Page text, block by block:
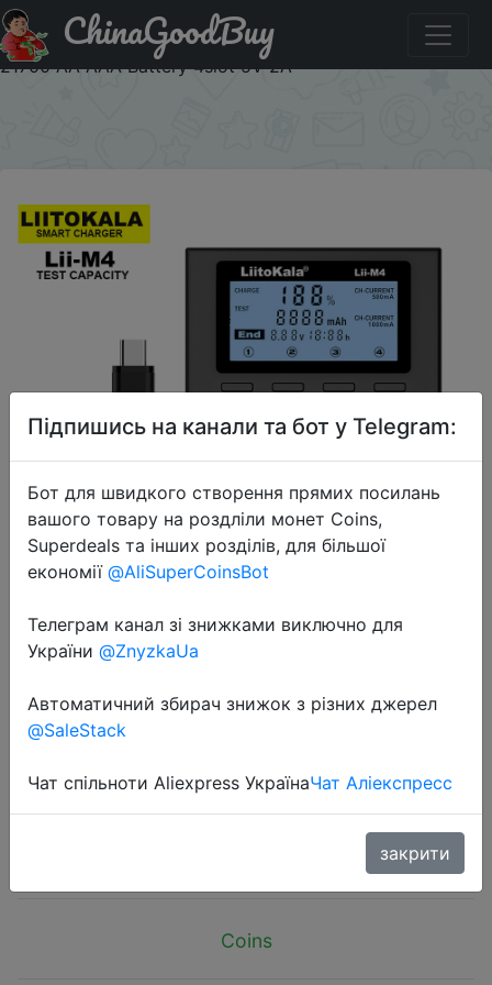
Придбати LiitoKala Lii-M4 18650 Charger LCD Display
Universal Smart Charger Test Capacity 26650 18650
21700 AA AAA Battery 4slot 5V 2A
ChinaGoodBuy
2024-11-03
Display Universal Smart Charger
Test Capacity 26650 18650 21700
AA AAA Battery 4slot 5V 2A
Coins
Підпишись на канали та бот у Telegram:
Бот для швидкого створення прямих посилань
вашого товару на роздліли монет Coins,
Superdeals та інших розділів, для більшої
економії @AliSuperCoinsBot
Телеграм канал зі знижками виключно для
України @ZnyzkaUa
Автоматичний збирач знижок з різних джерел
@SaleStack
Чат спільноти Aliexpress УкраїнаЧат Аліекспресс
закрити